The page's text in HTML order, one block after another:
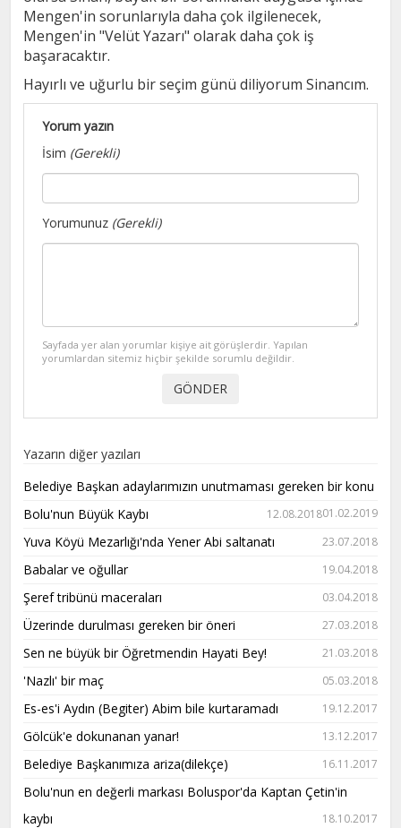
Mengen'in sorunlarıyla daha çok ilgilenecek,
Mengen'in "Velüt Yazarı" olarak daha çok iş
başaracaktır.
Hayırlı ve uğurlu bir seçim günü diliyorum Sinancım.
Yorum yazın
İsim (Gerekli)
Yorumunuz (Gerekli)
Sayfada yer alan yorumlar kişiye ait görüşlerdir. Yapılan
yorumlardan sitemiz hiçbir şekilde sorumlu değildir.
Yazarın diğer yazıları
Belediye Başkan adaylarımızın unutmaması gereken bir konu
01.02.2019
Bolu'nun Büyük Kaybı 12.08.2018
Yuva Köyü Mezarlığı'nda Yener Abi saltanatı 23.07.2018
Babalar ve oğullar 19.04.2018
Şeref tribünü maceraları 03.04.2018
Üzerinde durulması gereken bir öneri 27.03.2018
Sen ne büyük bir Öğretmendin Hayati Bey! 21.03.2018
'Nazlı' bir maç 05.03.2018
Es-es'i Aydın (Begiter) Abim bile kurtaramadı 19.12.2017
Gölcük'e dokunanan yanar! 13.12.2017
Belediye Başkanımıza ariza(dilekçe) 16.11.2017
Bolu'nun en değerli markası Boluspor'da Kaptan Çetin'in
kaybı
18.10.2017